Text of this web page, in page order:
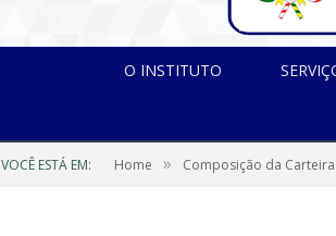
O INSTITUTO
VOCÊ ESTÁ EM: Home » Composição da